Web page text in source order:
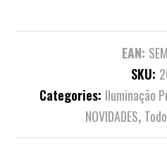
EAN:
SKU:
Categories: Iluminação
NOVIDADES,